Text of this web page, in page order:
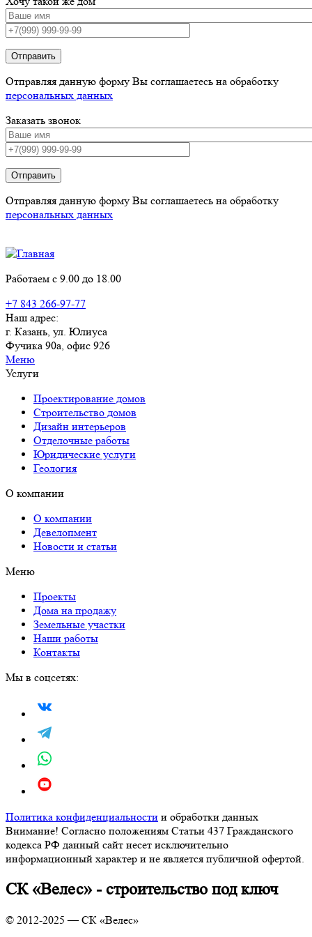
Отправить
Отправляя данную форму Вы соглашаетесь на обработку
персональных данных
Заказать звонок
Отправить
Отправляя данную форму Вы соглашаетесь на обработку
персональных данных
Работаем с 9.00 до 18.00
+7 843 266-97-77
Наш адрес:
г. Казань, ул. Юлиуса
Фучика 90а, офис 926
Меню
Услуги
Проектирование домов
Строительство домов
Дизайн интерьеров
Отделочные работы
Юридические услуги
Геология
О компании
О компании
Девелопмент
Новости и статьи
Меню
Проекты
Дома на продажу
Земельные участки
Наши работы
Контакты
Мы в соцсетях:
Политика конфиденциальности и обработки данных
Внимание! Согласно положениям Статьи 437 Гражданского
кодекса РФ данный сайт несет исключительно
информационный характер и не является публичной офертой.
СК «Велес» - строительство под ключ
© 2012-2025 — СК «Велес»